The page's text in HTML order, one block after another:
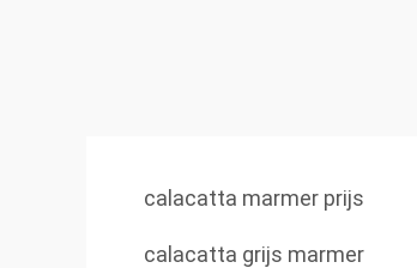
calacatta marmer prijs
calacatta grijs marmer